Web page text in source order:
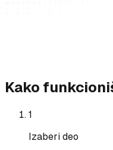
Kako
1
Izaberi deo